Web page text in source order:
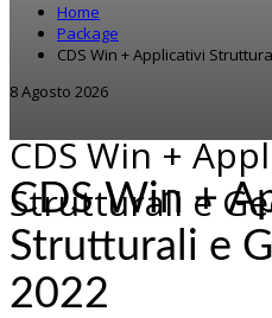
Home
Package
CDS Win + Applicativi
8 Agosto 2026
CDS Win +
Strutturali e
CDS Win +
Strutturali e
2022